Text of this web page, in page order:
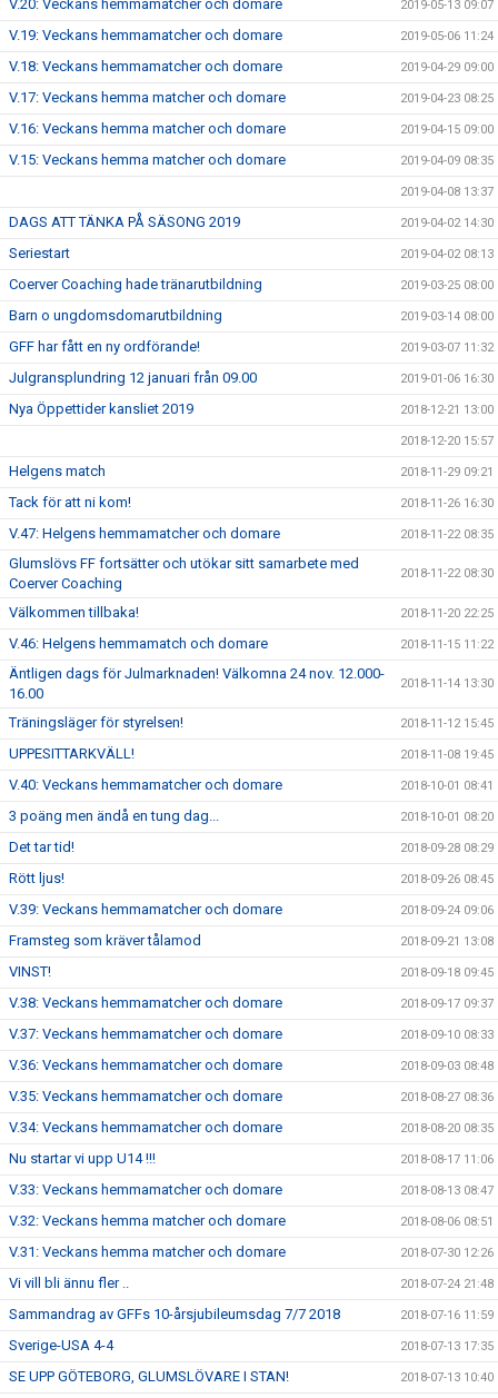
V.20: Veckans hemmamatcher och domare 2019-05-13 09:07
V.19: Veckans hemmamatcher och domare 2019-05-06 11:24
V.18: Veckans hemmamatcher och domare 2019-04-29 09:00
V.17: Veckans hemma matcher och domare 2019-04-23 08:25
V.16: Veckans hemma matcher och domare 2019-04-15 09:00
V.15: Veckans hemma matcher och domare 2019-04-09 08:35
2019-04-08 13:37
DAGS ATT TÄNKA PÅ SÄSONG 2019 2019-04-02 14:30
Seriestart 2019-04-02 08:13
Coerver Coaching hade tränarutbildning 2019-03-25 08:00
Barn o ungdomsdomarutbildning 2019-03-14 08:00
GFF har fått en ny ordförande! 2019-03-07 11:32
Julgransplundring 12 januari från 09.00 2019-01-06 16:30
Nya Öppettider kansliet 2019 2018-12-21 13:00
2018-12-20 15:57
Helgens match 2018-11-29 09:21
Tack för att ni kom! 2018-11-26 16:30
V.47: Helgens hemmamatcher och domare 2018-11-22 08:35
Glumslövs FF fortsätter och utökar sitt samarbete med
Coerver Coaching
2018-11-22 08:30
Välkommen tillbaka! 2018-11-20 22:25
V.46: Helgens hemmamatch och domare 2018-11-15 11:22
Äntligen dags för Julmarknaden! Välkomna 24 nov. 12.000-
16.00
2018-11-14 13:30
Träningsläger för styrelsen! 2018-11-12 15:45
UPPESITTARKVÄLL! 2018-11-08 19:45
V.40: Veckans hemmamatcher och domare 2018-10-01 08:41
3 poäng men ändå en tung dag... 2018-10-01 08:20
Det tar tid! 2018-09-28 08:29
Rött ljus! 2018-09-26 08:45
V.39: Veckans hemmamatcher och domare 2018-09-24 09:06
Framsteg som kräver tålamod 2018-09-21 13:08
VINST! 2018-09-18 09:45
V.38: Veckans hemmamatcher och domare 2018-09-17 09:37
V.37: Veckans hemmamatcher och domare 2018-09-10 08:33
V.36: Veckans hemmamatcher och domare 2018-09-03 08:48
V.35: Veckans hemmamatcher och domare 2018-08-27 08:36
V.34: Veckans hemmamatcher och domare 2018-08-20 08:35
Nu startar vi upp U14 !!! 2018-08-17 11:06
V.33: Veckans hemmamatcher och domare 2018-08-13 08:47
V.32: Veckans hemma matcher och domare 2018-08-06 08:51
V.31: Veckans hemma matcher och domare 2018-07-30 12:26
Vi vill bli ännu fler .. 2018-07-24 21:48
Sammandrag av GFFs 10-årsjubileumsdag 7/7 2018 2018-07-16 11:59
Sverige-USA 4-4 2018-07-13 17:35
SE UPP GÖTEBORG, GLUMSLÖVARE I STAN! 2018-07-13 10:40